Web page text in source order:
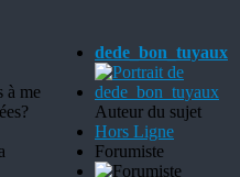
à me
dede_bon_tuyaux
Auteur du sujet
Hors Ligne
Forumiste